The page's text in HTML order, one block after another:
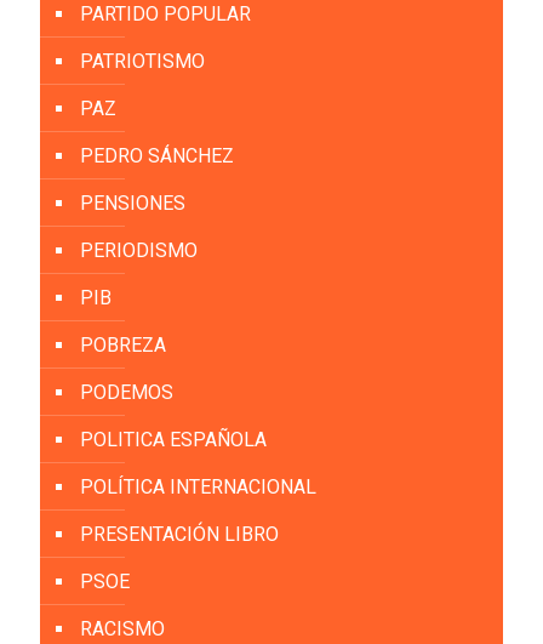
PARTIDO POPULAR
PATRIOTISMO
PAZ
PEDRO SÁNCHEZ
PENSIONES
PERIODISMO
PIB
POBREZA
PODEMOS
POLITICA ESPAÑOLA
POLÍTICA INTERNACIONAL
PRESENTACIÓN LIBRO
PSOE
RACISMO